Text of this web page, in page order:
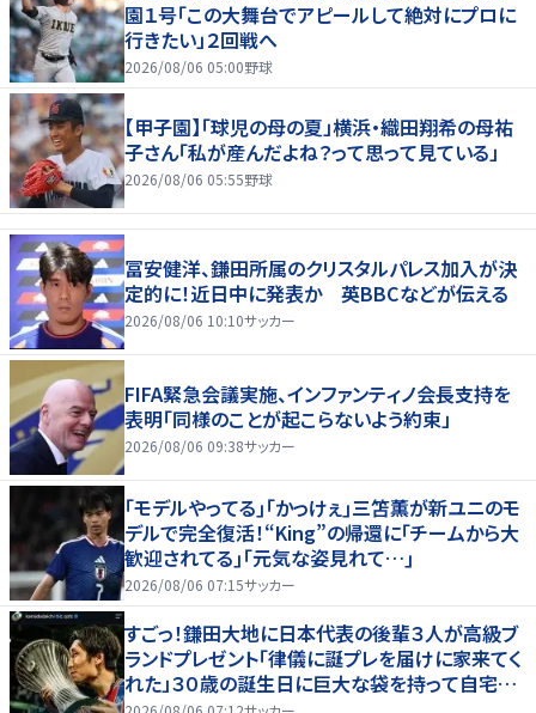
園１号「この大舞台でアピールして絶対にプロに
行きたい」２回戦へ
2026/08/06 05:00野球
【甲子園】「球児の母の夏」横浜・織田翔希の母祐
子さん「私が産んだよね？って思って見ている」
2026/08/06 05:55野球
冨安健洋、鎌田所属のクリスタルパレス加入が決
定的に！近日中に発表か 英BBCなどが伝える
2026/08/06 10:10サッカー
FIFA緊急会議実施、インファンティノ会長支持を
表明「同様のことが起こらないよう約束」
2026/08/06 09:38サッカー
｢モデルやってる｣｢かっけぇ｣三笘薫が新ユニのモ
デルで完全復活！“King”の帰還に｢チームから大
歓迎されてる｣｢元気な姿見れて…｣
2026/08/06 07:15サッカー
すごっ！鎌田大地に日本代表の後輩３人が高級ブ
ランドプレゼント「律儀に誕プレを届けに家来てく
れた」３０歳の誕生日に巨大な袋を持って自宅訪